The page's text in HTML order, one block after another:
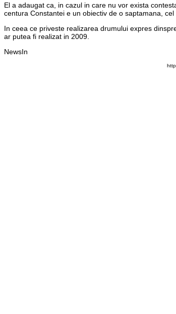
El a adaugat ca, in cazul in care nu vor exista
centura Constantei e un obiectiv de o saptamana,
In ceea ce priveste realizarea drumului expres
ar putea fi realizat in 2009.
NewsIn